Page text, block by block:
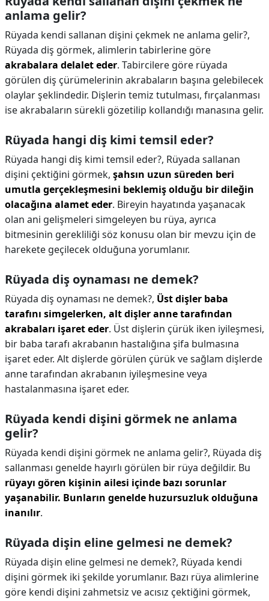
anlama gelir?
Rüyada kendi sallanan dişini çekmek ne anlama gelir?,
Rüyada diş görmek, alimlerin tabirlerine göre
akrabalara delalet eder. Tabircilere göre rüyada
görülen diş çürümelerinin akrabaların başına gelebilecek
olaylar şeklindedir. Dişlerin temiz tutulması, fırçalanması
ise akrabaların sürekli gözetilip kollandığı manasına gelir.
Rüyada hangi diş kimi temsil eder?
Rüyada hangi diş kimi temsil eder?, Rüyada sallanan
dişini çektiğini görmek, şahsın uzun süreden beri
umutla gerçekleşmesini beklemiş olduğu bir dileğin
olacağına alamet eder. Bireyin hayatında yaşanacak
olan ani gelişmeleri simgeleyen bu rüya, ayrıca
bitmesinin gerekliliği söz konusu olan bir mevzu için de
harekete geçilecek olduğuna yorumlanır.
Rüyada diş oynaması ne demek?
Rüyada diş oynaması ne demek?, Üst dişler baba
tarafını simgelerken, alt dişler anne tarafından
akrabaları işaret eder. Üst dişlerin çürük iken iyileşmesi,
bir baba tarafı akrabanın hastalığına şifa bulmasına
işaret eder. Alt dişlerde görülen çürük ve sağlam dişlerde
anne tarafından akrabanın iyileşmesine veya
hastalanmasına işaret eder.
Rüyada kendi dişini görmek ne anlama
gelir?
Rüyada kendi dişini görmek ne anlama gelir?, Rüyada diş
sallanması genelde hayırlı görülen bir rüya değildir. Bu
rüyayı gören kişinin ailesi içinde bazı sorunlar
yaşanabilir. Bunların genelde huzursuzluk olduğuna
inanılır.
Rüyada dişin eline gelmesi ne demek?
Rüyada dişin eline gelmesi ne demek?, Rüyada kendi
dişini görmek iki şekilde yorumlanır. Bazı rüya alimlerine
göre kendi dişini zahmetsiz ve acısız çektiğini görmek,